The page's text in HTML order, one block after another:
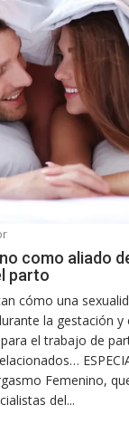
como aliado
parto
cómo una
la gestación y
el trabajo de
Femenino,
del...